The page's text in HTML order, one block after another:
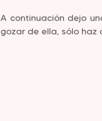
A continuación dejo
gozar de ella, sólo haz